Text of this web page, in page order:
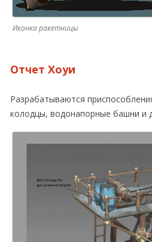
Иконка ракетницы
Отчет Хоуи
Разрабатываются
колодцы, водонапорные башни и